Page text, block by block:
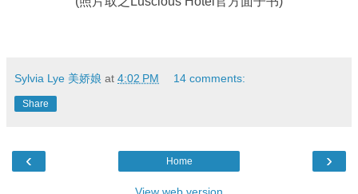
Sylvia Lye 美娇娘 at 4:02 PM 14 comments:
Share
‹ ›
Home
View web version